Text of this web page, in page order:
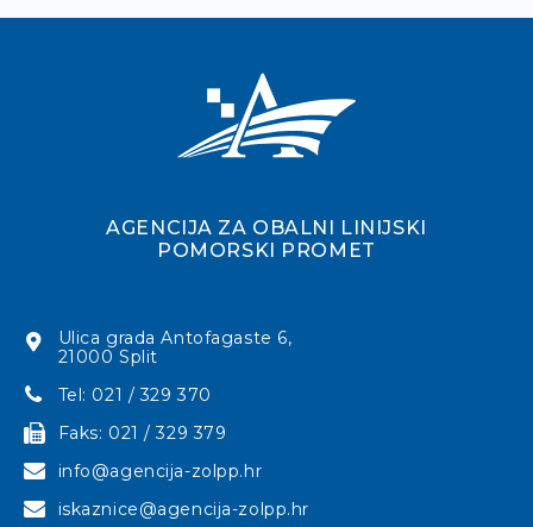
AGENCIJA ZA OBALNI LINIJSKI
POMORSKI PROMET
Ulica grada Antofagaste 6,
21000 Split
Tel: 021 / 329 370
Faks: 021 / 329 379
info@agencija-zolpp.hr
iskaznice@agencija-zolpp.hr